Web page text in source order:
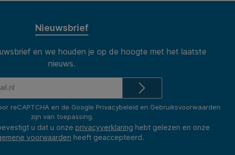
Nieuwsbrief
en we houden je op de hoogte met het laatste
nieuws.
reCAPTCHA en de Google Privacybeleid en Gebruiksvoorwaarden
zijn van toepassing.
u dat u onze privacyverklaring hebt gelezen en onze
voorwaarden heeft geaccepteerd.